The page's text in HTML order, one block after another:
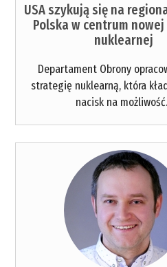
USA szykują się na
Polska w centrum
nuklearnej
Departament Obrony
strategię nuklearną, która
nacisk na